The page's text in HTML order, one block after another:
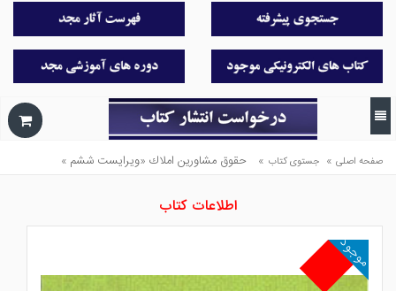
صفحه اصلی » جستوی کتاب » حقوق مشاورين املاك «ويرايست ششم »
اطلاعات کتاب
موجود